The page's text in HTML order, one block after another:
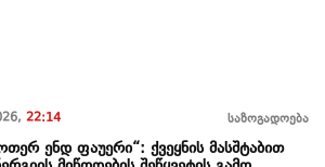
22:14 საზოგადოება
ენდ ფაუერი“: ქვეყნის მასშტაბით